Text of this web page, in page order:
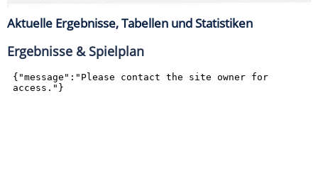
Aktuelle Ergebnisse, Tabellen und Statistiken
Ergebnisse & Spielplan